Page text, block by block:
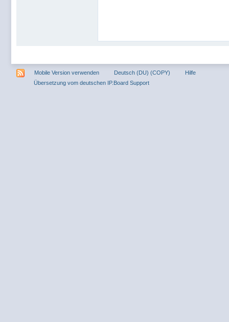
Mobile Version verwenden Deutsch (DU) (COPY)
Hilfe
Übersetzung vom deutschen IP.Board Support